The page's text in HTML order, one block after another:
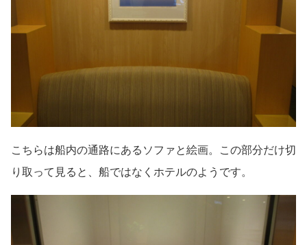
こちらは船内の通路にあるソファと絵画。この部分だけ切
り取って見ると、船ではなくホテルのようです。